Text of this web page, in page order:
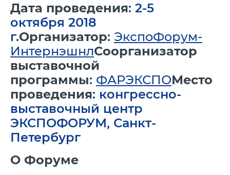
Дата проведения: 2-5
октября 2018
г.Организатор: ЭкспоФорум-
ИнтернэшнлСоорганизатор
выставочной
программы: ФАРЭКСПОМесто
проведения: конгрессно-
выставочный центр
ЭКСПОФОРУМ, Санкт-
Петербург
О Форуме